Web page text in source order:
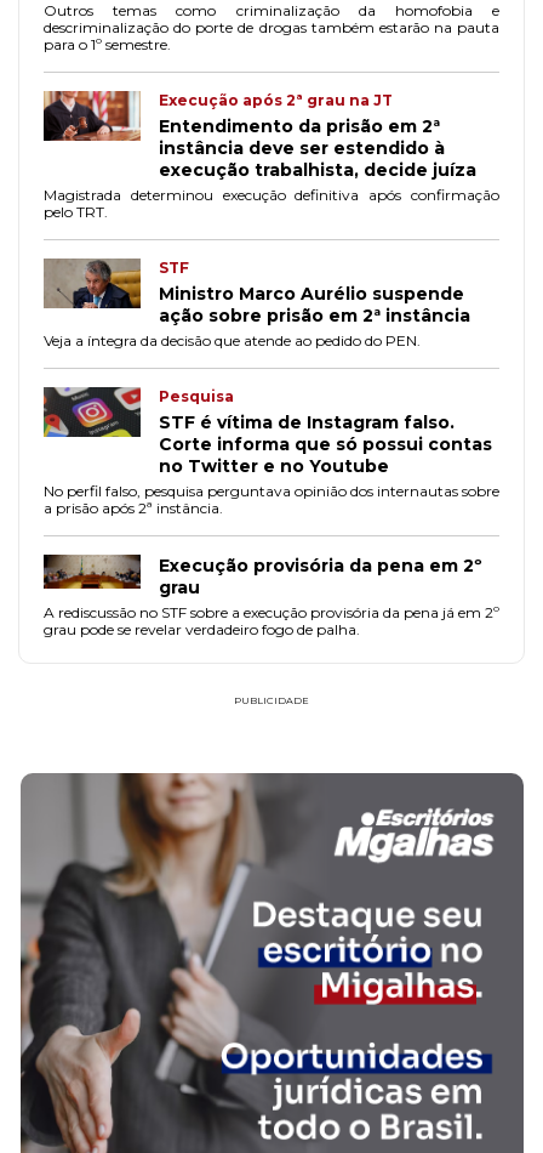
Outros temas como criminalização da homofobia e
descriminalização do porte de drogas também estarão na pauta
para o 1º semestre.
Execução após 2ª grau na JT
Entendimento da prisão em 2ª
instância deve ser estendido à
execução trabalhista, decide juíza
Magistrada determinou execução definitiva após confirmação
pelo TRT.
STF
Ministro Marco Aurélio suspende
ação sobre prisão em 2ª instância
Veja a íntegra da decisão que atende ao pedido do PEN.
Pesquisa
STF é vítima de Instagram falso.
Corte informa que só possui contas
no Twitter e no Youtube
No perfil falso, pesquisa perguntava opinião dos internautas sobre
a prisão após 2ª instância.
Execução provisória da pena em 2º
grau
A rediscussão no STF sobre a execução provisória da pena já em 2º
grau pode se revelar verdadeiro fogo de palha.
PUBLICIDADE
FAÇA PARTE!CADASTRE-SE
FREDERICO SOUZA HALABI HORTA MACIEL
SOCIEDADE INDIVIDUAL DE ADVOCACIA
FREDERICO SOUZA HALABI HORTA MACIEL SOCIEDADE
INDIVIDUAL DE ADVOCACIA
SAIBA MAIS SOBRE O ESCRITÓRIO